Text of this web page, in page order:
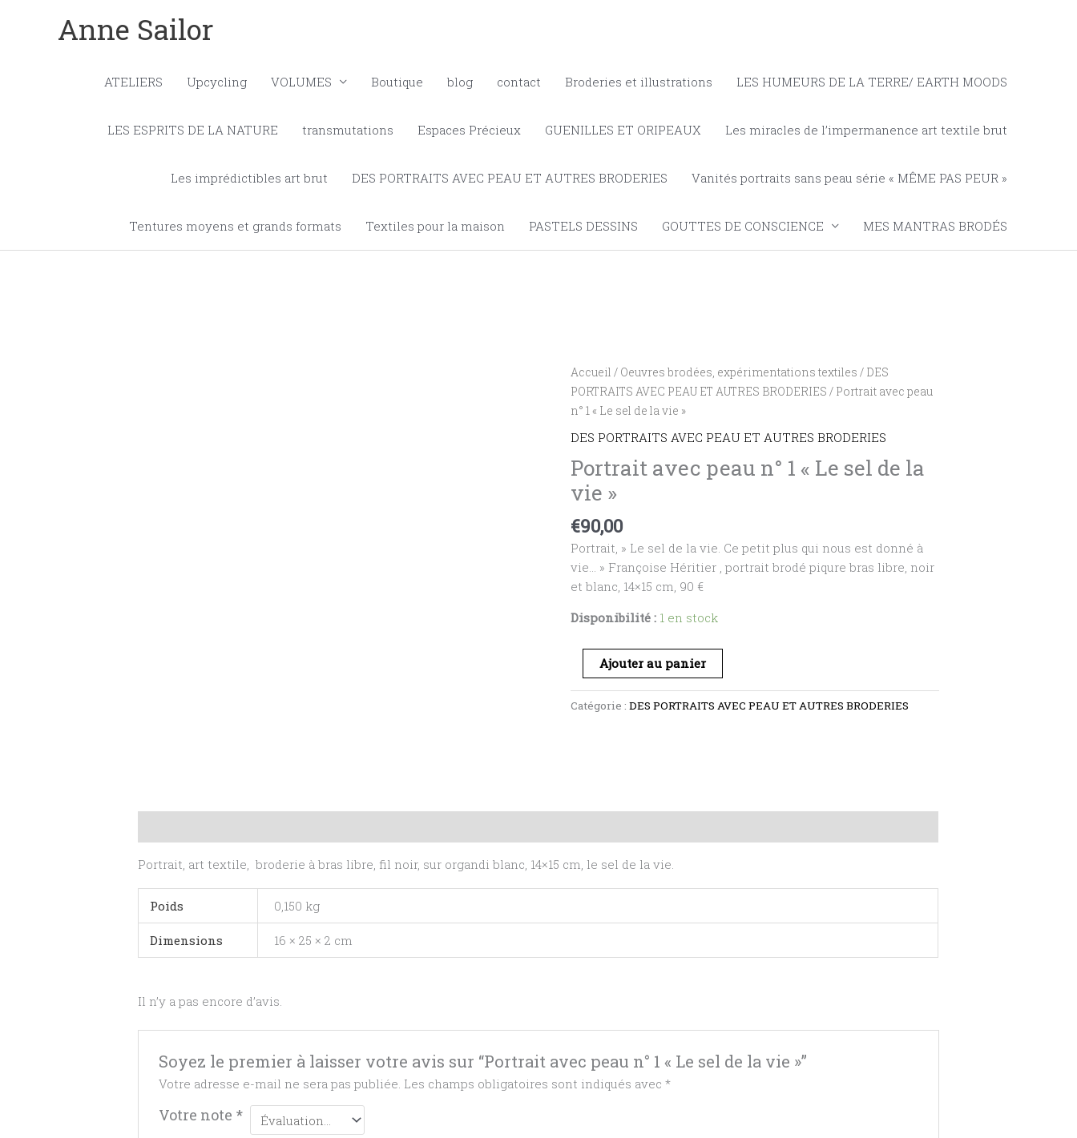
Anne Sailor
ATELIERS Upcycling VOLUMES Boutique blog contact Broderies et illustrations LES HUMEURS DE LA TERRE/ EARTH MOODS
LES ESPRITS DE LA NATURE transmutations Espaces Précieux GUENILLES ET ORIPEAUX Les miracles de l’impermanence art textile brut
Les imprédictibles art brut DES PORTRAITS AVEC PEAU ET AUTRES BRODERIES Vanités portraits sans peau série « MÊME PAS PEUR »
Tentures moyens et grands formats Textiles pour la maison PASTELS DESSINS GOUTTES DE CONSCIENCE MES MANTRAS BRODÉS
Accueil / Oeuvres brodées, expérimentations textiles / DES
PORTRAITS AVEC PEAU ET AUTRES BRODERIES / Portrait avec peau
n° 1 « Le sel de la vie »
DES PORTRAITS AVEC PEAU ET AUTRES BRODERIES
Portrait avec peau n° 1 « Le sel de la
vie »
€90,00
Portrait, » Le sel de la vie. Ce petit plus qui nous est donné à
vie… » Françoise Héritier , portrait brodé piqure bras libre, noir
et blanc, 14×15 cm, 90 €
Disponibilité : 1 en stock
quantité
de
Portrait
avec
n°
1
sel
de
la
vie"
Ajouter au panier
Catégorie : DES PORTRAITS AVEC PEAU ET AUTRES BRODERIES
Portrait, art textile, broderie à bras libre, fil noir, sur organdi blanc, 14×15 cm, le sel de la vie.
Poids 0,150 kg
Dimensions 16 × 25 × 2 cm
Il n’y a pas encore d’avis.
Soyez le premier à laisser votre avis sur “Portrait avec peau n° 1 « Le sel de la vie »”
Votre adresse e-mail ne sera pas publiée. Les champs obligatoires sont indiqués avec*
Votre note *